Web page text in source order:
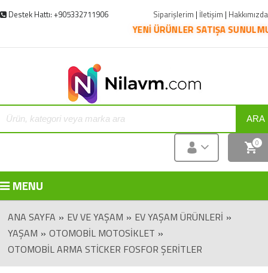
Destek Hattı: +905332711906 Siparişlerim | İletişim | Hakkımızda
YENİ ÜRÜNLER SATIŞA
ARA
0
MENU
ANA SAYFA » EV VE YAŞAM » EV YAŞAM ÜRÜNLERI »
YAŞAM » OTOMOBIL MOTOSIKLET »
OTOMOBIL ARMA STICKER FOSFOR ŞERITLER